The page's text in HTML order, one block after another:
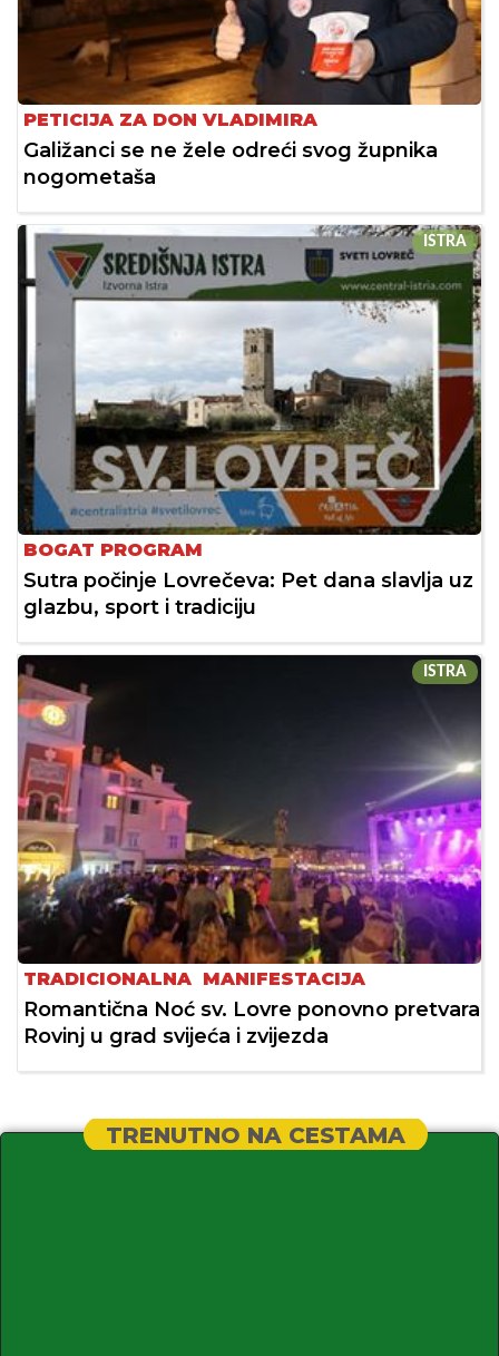
PETICIJA ZA DON VLADIMIRA
Galižanci se ne žele odreći svog župnika
nogometaša
ISTRA
BOGAT PROGRAM
Sutra počinje Lovrečeva: Pet dana slavlja uz
glazbu, sport i tradiciju
ISTRA
TRADICIONALNA MANIFESTACIJA
Romantična Noć sv. Lovre ponovno pretvara
Rovinj u grad svijeća i zvijezda
TRENUTNO NA CESTAMA